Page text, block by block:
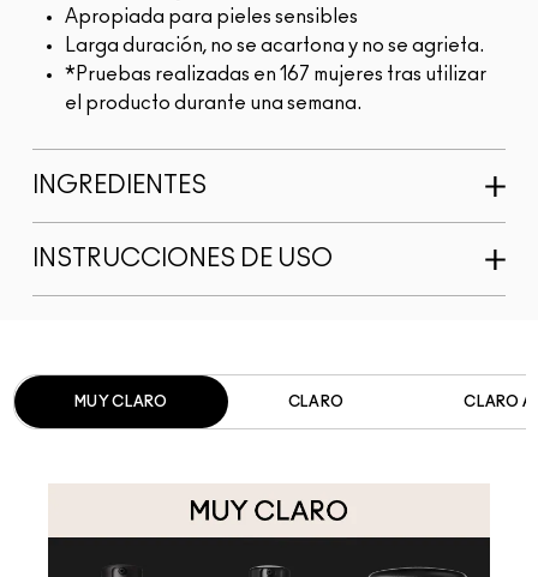
Apropiada para pieles sensibles
Larga duración, no se acartona y no se agrieta.
*Pruebas realizadas en 167 mujeres tras utilizar
el producto durante una semana.
INGREDIENTES
INSTRUCCIONES DE USO
MUY CLARO​ CLARO​ CLARO A